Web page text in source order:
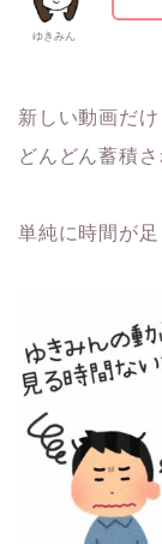
ゆきみん
新しい動画だ
どんどん蓄積さ
単純に時間が足